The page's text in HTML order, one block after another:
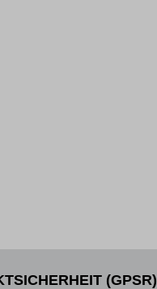
(GPSR)